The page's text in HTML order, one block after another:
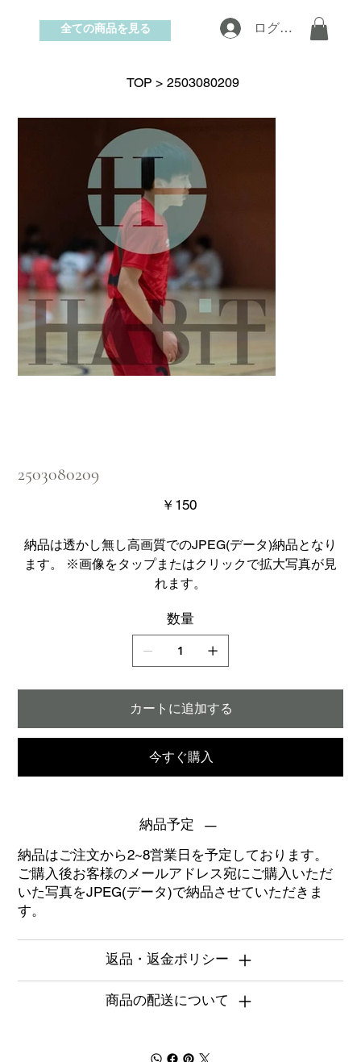
お問い合わせ
ログイン
全ての商品を見る
TOP > 2503080209
2503080209
価
格
￥150
納品は透かし無し高画質でのJPEG(データ)納品となり
ます。 ※画像をタップまたはクリックで拡大写真が見
れます。
数量
カートに追加する
今すぐ購入
納品予定
納品はご注文から2~8営業日を予定しております。
ご購入後お客様のメールアドレス宛にご購入いただ
いた写真をJPEG(データ)で納品させていただきま
す。
返品・返金ポリシー
商品の配送について